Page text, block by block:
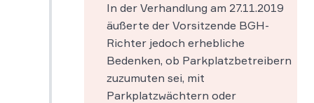
In der Verhandlung am 27.11.2019
äußerte der Vorsitzende BGH-
Richter jedoch erhebliche
Bedenken, ob Parkplatzbetreibern
zuzumuten sei, mit
Parkplatzwächtern oder